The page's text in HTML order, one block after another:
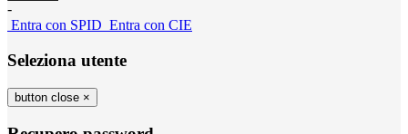
-
Entra con SPID Entra con CIE
Seleziona utente
button close ×